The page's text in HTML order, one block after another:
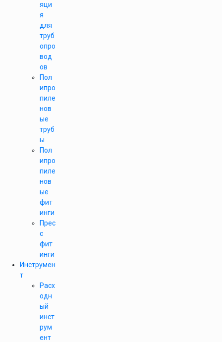
яци
я
для
труб
опро
вод
ов
Пол
ипро
пиле
нов
ые
труб
ы
Пол
ипро
пиле
нов
ые
фит
инги
Прес
с
фит
инги
Инструмен
т
Расх
одн
ый
инст
рум
ент